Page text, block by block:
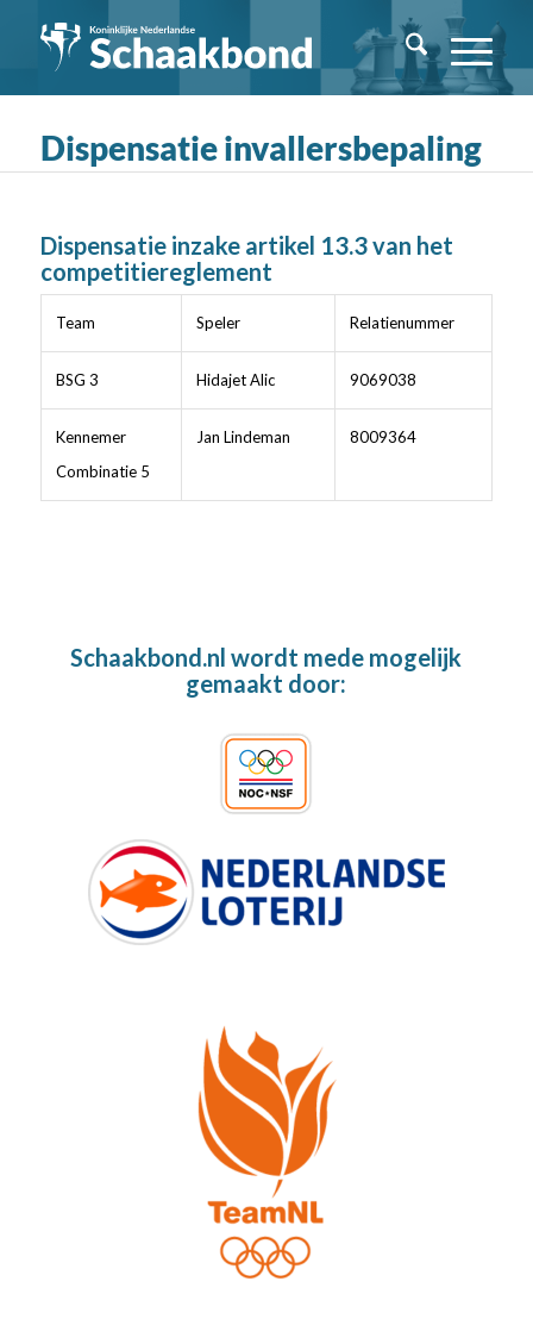
Dispensatie invallersbepaling
Dispensatie inzake artikel 13.3 van het
competitiereglement
Team Speler Relatienummer
BSG 3 Hidajet Alic 9069038
Kennemer
Combinatie 5
Jan Lindeman 8009364
Schaakbond.nl wordt mede mogelijk
gemaakt door: